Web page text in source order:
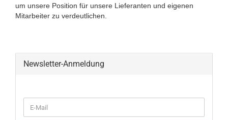
um unsere Position für unsere Lieferanten und eigenen
Mitarbeiter zu verdeutlichen.
Newsletter-Anmeldung
ZUR
E-
Mail